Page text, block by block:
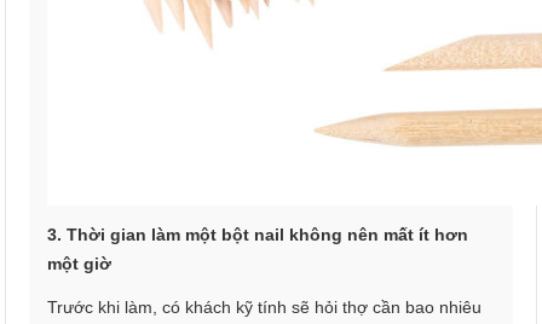
3. Thời gian làm một bột nail không nên mất ít hơn
một giờ
Trước khi làm, có khách kỹ tính sẽ hỏi thợ cần bao nhiêu